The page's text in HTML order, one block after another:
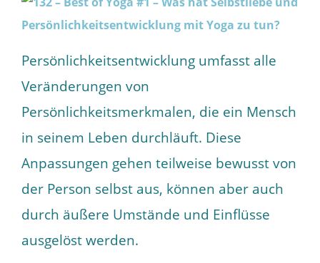
Persönlichkeitsentwicklung umfasst alle
Veränderungen von
Persönlichkeitsmerkmalen, die ein Mensch
in seinem Leben durchläuft. Diese
Anpassungen gehen teilweise bewusst von
der Person selbst aus, können aber auch
durch äußere Umstände und Einflüsse
ausgelöst werden.